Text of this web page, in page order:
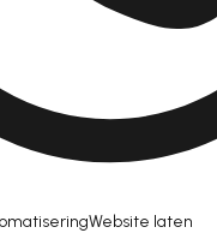
Website laten